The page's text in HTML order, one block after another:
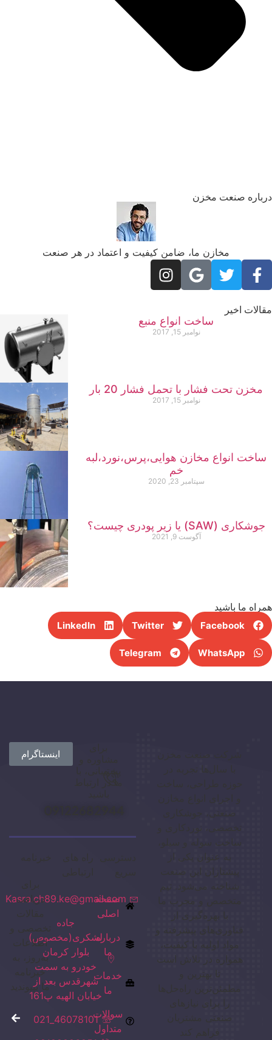
صنعت مخزن
مخازن ما، ضامن کیفیت و اعتماد در هر صنعت
اخیر
ساخت انواع منبع
نوامبر 15, 2017
مخزن تحت فشار با تحمل فشار 20 بار
نوامبر 15, 2017
ساخت انواع مخازن هوایی،پرس،نورد،لبه
خم
سپتامبر 23, 2020
جوشکاری (SAW) یا زیر پودری چیست؟
آگوست 9, 2021
ما باشید
Facebook
Twitter
LinkedIn
WhatsApp
Telegram
با سال‌ها تجربه در
صنعتی، جوشکاری
تخصصی، نوردکاری و
ساخت سوله و سیلو،
به عنوان یکی از
پیشتازان این صنعت
شناخته می‌شود. تیم
متخصص و مجرب ما
با بهره‌گیری از
فناوری‌های پیشرفته و
مواد اولیه با کیفیت،
همواره در تلاش است
تا بهترین و
مطمئن‌ترین راه‌حل‌ها
را برای نیازهای
صنعتی مشتریان
فراهم کند
اینستاگرام
صفحه
اصلی
درباره
ما
خدمات
ما
سوالات
متداول
Kasra.ch89.ke@gmail.com
جاده
لشکری(مخصوص)
بلوار کرمان
خودرو به سمت
شهرقدس بعد از
خیابان الهیه پ161
46078101_021
دریافت
اطلاعات
به‌روز، به
خبرنامه
ما بپیوندید